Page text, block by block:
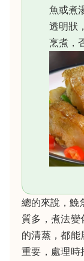
魚或煮
透明狀
烹煮，
總的來說，鮸
質多，煮法
的清蒸，都
重要，處理時